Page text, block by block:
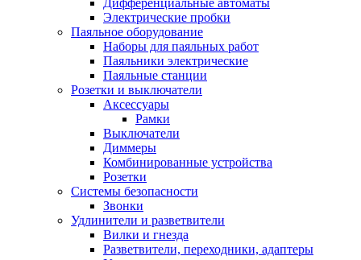
Дифференциальные автоматы
Электрические пробки
Паяльное оборудование
Наборы для паяльных работ
Паяльники электрические
Паяльные станции
Розетки и выключатели
Аксессуары
Рамки
Выключатели
Диммеры
Комбинированные устройства
Розетки
Системы безопасности
Звонки
Удлинители и разветвители
Вилки и гнезда
Разветвители, переходники, адаптеры